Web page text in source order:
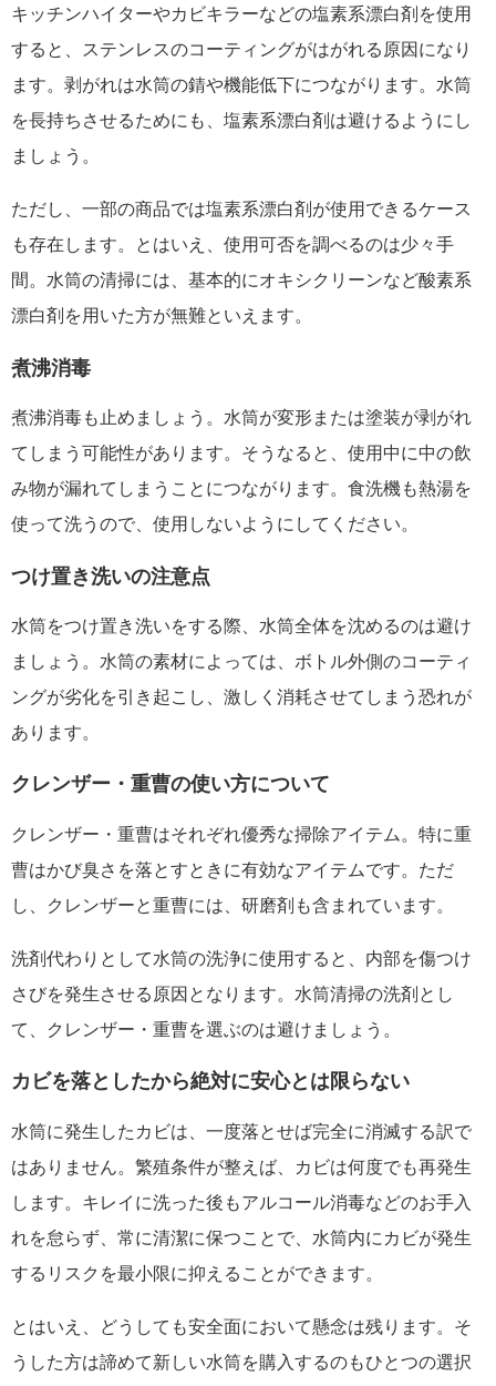
キッチンハイターやカビキラーなどの塩素系漂白剤を使用
すると、ステンレスのコーティングがはがれる原因になり
ます。剥がれは水筒の錆や機能低下につながります。水筒
を長持ちさせるためにも、塩素系漂白剤は避けるようにし
ましょう。
ただし、一部の商品では塩素系漂白剤が使用できるケース
も存在します。とはいえ、使用可否を調べるのは少々手
間。水筒の清掃には、基本的にオキシクリーンなど酸素系
漂白剤を用いた方が無難といえます。
煮沸消毒
煮沸消毒も止めましょう。 水筒が変形または塗装が剥がれ
てしまう可能性があります。そうなると、 使用中に中の飲
み物が漏れてしまう ことにつながります。 食洗機も熱湯を
使って洗うので、使用しないようにしてください。
つけ置き洗いの注意点
水筒をつけ置き洗いをする際、水筒全体を沈めるのは避け
ましょう。水筒の素材によっては、ボトル外側のコーティ
ングが劣化を引き起こし、激しく消耗させてしまう恐れが
あります。
クレンザー・重曹の使い方について
クレンザー・重曹はそれぞれ優秀な掃除アイテム。特に重
曹はかび臭さを落とすときに有効なアイテムです。ただ
し、クレンザーと重曹には、研磨剤も含まれています。
洗剤代わりとして水筒の洗浄に使用すると、内部を傷つけ
さびを発生させる原因となります。水筒清掃の洗剤とし
て、クレンザー・重曹を選ぶのは避けましょう。
カビを落としたから絶対に安心とは限らない
水筒に発生したカビは、一度落とせば完全に消滅する訳で
はありません。繁殖条件が整えば、カビは何度でも再発生
します。キレイに洗った後もアルコール消毒などのお手入
れを怠らず、常に清潔に保つことで、水筒内にカビが発生
するリスクを最小限に抑えることができます。
とはいえ、どうしても安全面において懸念は残ります。そ
うした方は諦めて新しい水筒を購入するのもひとつの選択